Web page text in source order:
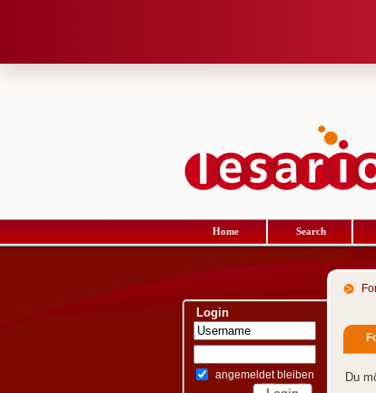
Home Search
Login
angemeldet bleiben
Du